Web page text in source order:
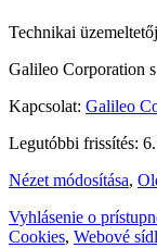
Technikai
Galileo Corporation
Kapcsolat: Galileo
Legutóbbi frissítés:
Nézet módosítása,
Vyhlásenie o
Cookies, Webové